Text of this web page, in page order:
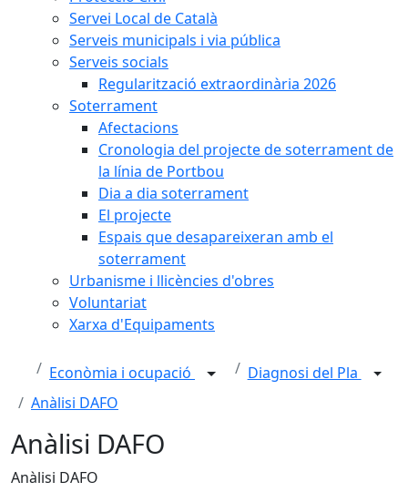
Servei Local de Català
Serveis municipals i via pública
Serveis socials
Regularització extraordinària 2026
Soterrament
Afectacions
Cronologia del projecte de soterrament de
la línia de Portbou
Dia a dia soterrament
El projecte
Espais que desapareixeran amb el
soterrament
Urbanisme i llicències d'obres
Voluntariat
Xarxa d'Equipaments
Econòmia i ocupació
Diagnosi del Pla
Anàlisi DAFO
Anàlisi DAFO
Anàlisi DAFO